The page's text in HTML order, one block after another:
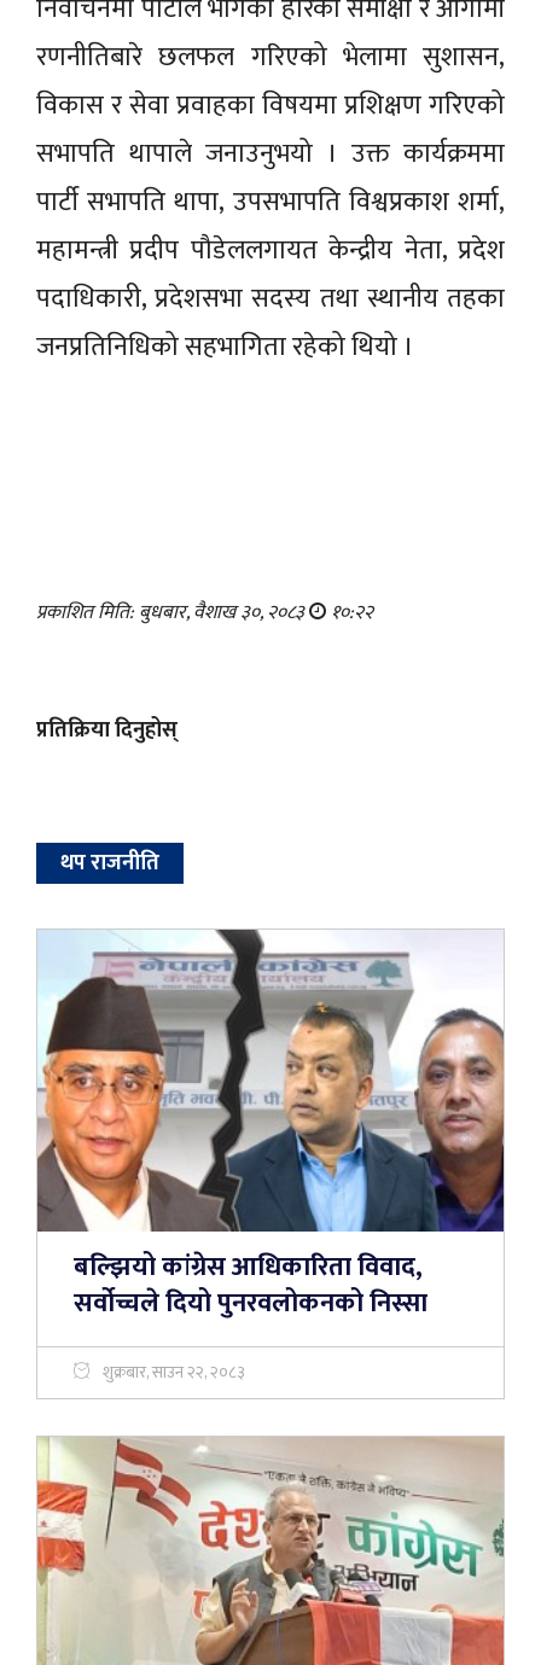
रणनीतिबारे छलफल गरिएको भेलामा सुशासन,
विकास र सेवा प्रवाहका विषयमा प्रशिक्षण गरिएको
सभापति थापाले जनाउनुभयो । उक्त कार्यक्रममा
पार्टी सभापति थापा, उपसभापति विश्वप्रकाश शर्मा,
महामन्त्री प्रदीप पौडेललगायत केन्द्रीय नेता, प्रदेश
पदाधिकारी, प्रदेशसभा सदस्य तथा स्थानीय तहका
जनप्रतिनिधिको सहभागिता रहेको थियो ।
प्रकाशित मिति: बुधबार, वैशाख ३०, २०८३ १०:२२
प्रतिक्रिया दिनुहोस्
थप राजनीति
बल्झियो कांग्रेस आधिकारिता विवाद,
सर्वोच्चले दियो पुनरवलोकनको निस्सा
शुक्रबार, साउन २२, २०८३